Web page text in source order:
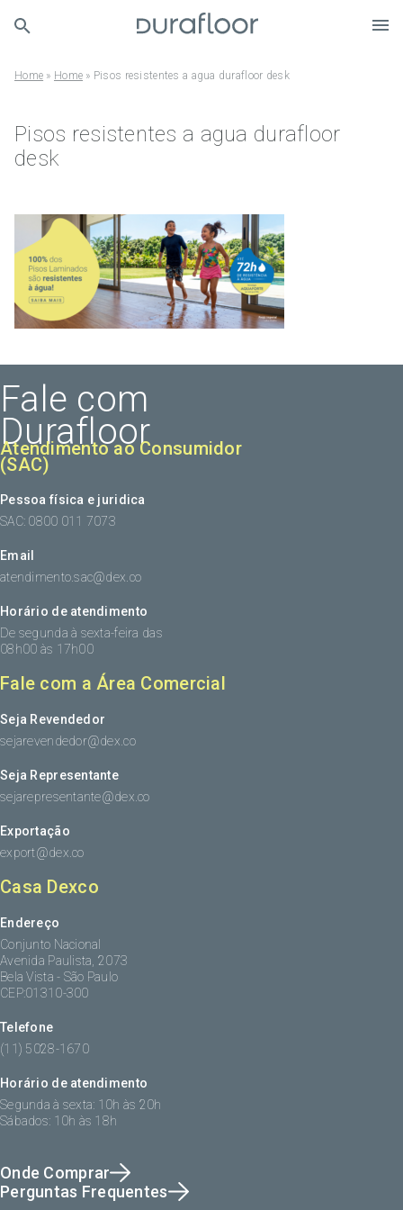
Home » Home » Pisos resistentes a agua durafloor desk
Pisos resistentes a agua durafloor
desk
Fale com
Durafloor
Atendimento ao Consumidor
(SAC)
Pessoa física e juridica
SAC: 0800 011 7073
Email
atendimento.sac@dex.co
Horário de atendimento
De segunda à sexta-feira das
08h00 às 17h00
Fale com a Área Comercial
Seja Revendedor
sejarevendedor@dex.co
Seja Representante
sejarepresentante@dex.co
Exportação
export@dex.co
Casa Dexco
Endereço
Conjunto Nacional
Avenida Paulista, 2073
Bela Vista - São Paulo
CEP:01310-300
Telefone
(11) 5028-1670
Horário de atendimento
Segunda à sexta: 10h às 20h
Sábados: 10h às 18h
Onde Comprar
Perguntas Frequentes